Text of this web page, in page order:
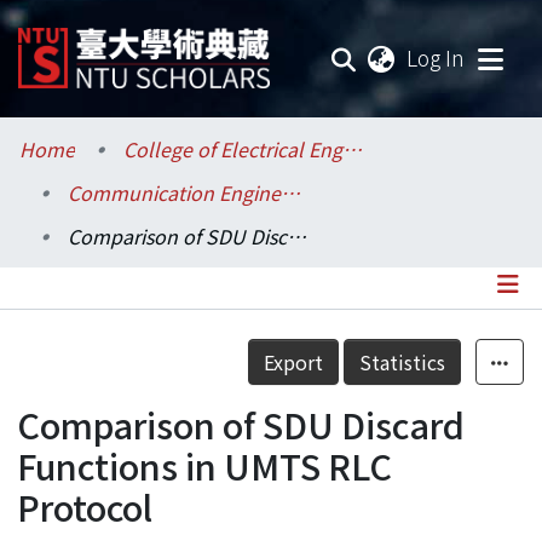
Log In
Communities & Collections
Research Outputs
Statistics
Home
College of Electrical Engineering and Computer Science / 電機資訊學院
Communication Engineering / 電信工程學研究所
Comparison of SDU Discard Functions in UMTS RLC Protocol
Details
Export Statistics
Comparison of SDU Discard
Functions in UMTS RLC
Protocol